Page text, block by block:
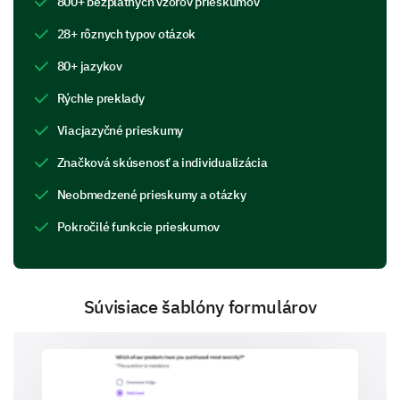
On a scale of 1 to 5, how would you rate the
1 - Very poor
5 - Excellent
Effectiveness of communication
Let's focus on how effective the communication is in
28+ rôznych typov otázok
80+ jazykov
Rýchle preklady
Viacjazyčné prieskumy
Značková skúsenosť a individualizácia
Neobmedzené prieskumy a otázky
Pokročilé funkcie prieskumov
Súvisiace šablóny formulárov